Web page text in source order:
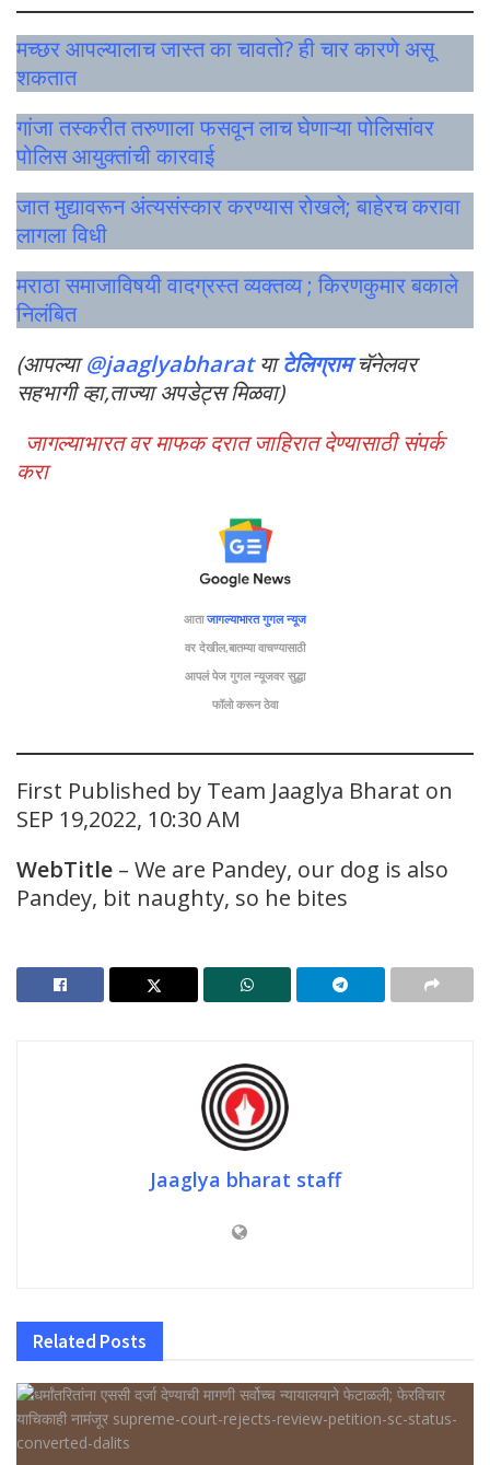
मच्छर आपल्यालाच जास्त का चावतो? ही चार कारणे असू
शकतात
गांजा तस्करीत तरुणाला फसवून लाच घेणाऱ्या पोलिसांवर
पोलिस आयुक्तांची कारवाई
जात मुद्यावरून अंत्यसंस्कार करण्यास रोखले; बाहेरच करावा
लागला विधी
मराठा समाजाविषयी वादग्रस्त व्यक्तव्य ; किरणकुमार बकाले
निलंबित
(आपल्या@jaaglyabharat याटेलिग्राम चॅनेलवर
सहभागी व्हा,ताज्या अपडेट्स मिळवा)
जागल्याभारत वर माफक दरात जाहिरात देण्यासाठी संपर्क
करा
आताजागल्याभारत गुगल न्यूज
वर देखील,बातम्या वाचण्यासाठी
आपलं पेज गुगल न्यूजवर सुद्धा
फॉलोकरून ठेवा
First Published by Team Jaaglya Bharat on
SEP 19,2022, 10:30 AM
WebTitle – We are Pandey, our dog is also
Pandey, bit naughty, so he bites
Jaaglya bharat staff
Related Posts